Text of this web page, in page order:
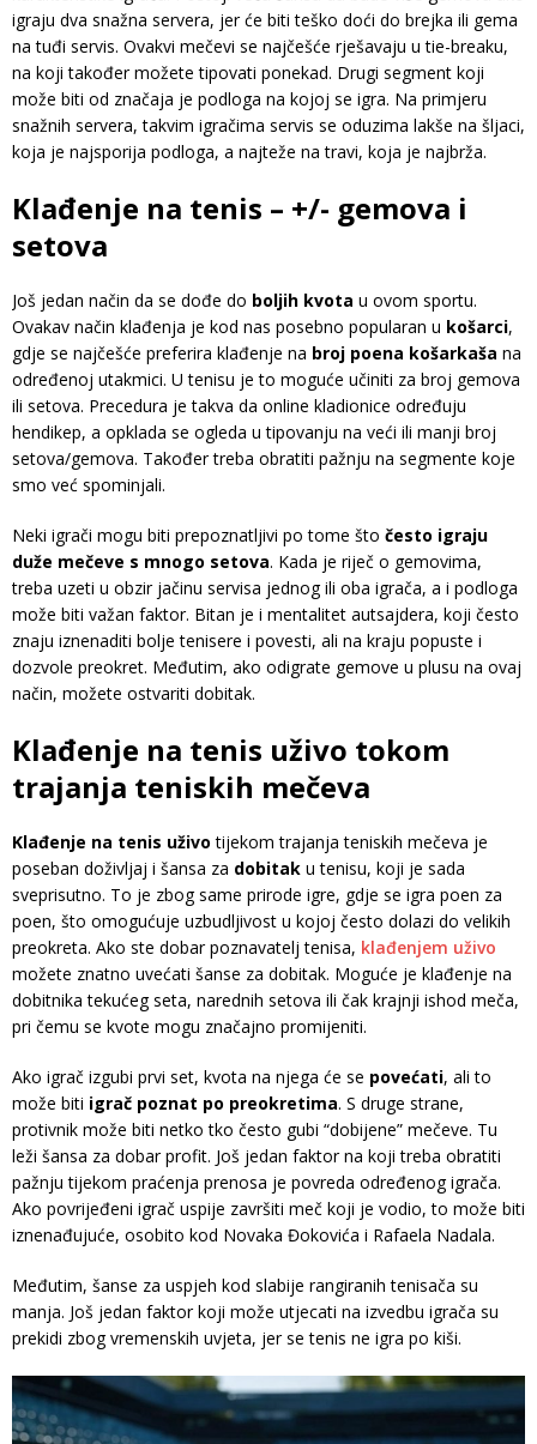
igraju dva snažna servera, jer će biti teško doći do brejka ili gema
na tuđi servis. Ovakvi mečevi se najčešće rješavaju u tie-breaku,
na koji također možete tipovati ponekad. Drugi segment koji
može biti od značaja je podloga na kojoj se igra. Na primjeru
snažnih servera, takvim igračima servis se oduzima lakše na šljaci,
koja je najsporija podloga, a najteže na travi, koja je najbrža.
Klađenje na tenis – +/- gemova i
setova
Još jedan način da se dođe do boljih kvota u ovom sportu.
Ovakav način klađenja je kod nas posebno popularan u košarci,
gdje se najčešće preferira klađenje na broj poena košarkaša na
određenoj utakmici. U tenisu je to moguće učiniti za broj gemova
ili setova. Precedura je takva da online kladionice određuju
hendikep, a opklada se ogleda u tipovanju na veći ili manji broj
setova/gemova. Također treba obratiti pažnju na segmente koje
smo već spominjali.
Neki igrači mogu biti prepoznatljivi po tome što često igraju
duže mečeve s mnogo setova. Kada je riječ o gemovima,
treba uzeti u obzir jačinu servisa jednog ili oba igrača, a i podloga
može biti važan faktor. Bitan je i mentalitet autsajdera, koji često
znaju iznenaditi bolje tenisere i povesti, ali na kraju popuste i
dozvole preokret. Međutim, ako odigrate gemove u plusu na ovaj
način, možete ostvariti dobitak.
Klađenje na tenis uživo tokom
trajanja teniskih mečeva
Klađenje na tenis uživo tijekom trajanja teniskih mečeva je
poseban doživljaj i šansa za dobitak u tenisu, koji je sada
sveprisutno. To je zbog same prirode igre, gdje se igra poen za
poen, što omogućuje uzbudljivost u kojoj često dolazi do velikih
preokreta. Ako ste dobar poznavatelj tenisa, klađenjem uživo
možete znatno uvećati šanse za dobitak. Moguće je klađenje na
dobitnika tekućeg seta, narednih setova ili čak krajnji ishod meča,
pri čemu se kvote mogu značajno promijeniti.
Ako igrač izgubi prvi set, kvota na njega će se povećati, ali to
može biti igrač poznat po preokretima. S druge strane,
protivnik može biti netko tko često gubi “dobijene” mečeve. Tu
leži šansa za dobar profit. Još jedan faktor na koji treba obratiti
pažnju tijekom praćenja prenosa je povreda određenog igrača.
Ako povrijeđeni igrač uspije završiti meč koji je vodio, to može biti
iznenađujuće, osobito kod Novaka Đokovića i Rafaela Nadala.
Međutim, šanse za uspjeh kod slabije rangiranih tenisača su
manja. Još jedan faktor koji može utjecati na izvedbu igrača su
prekidi zbog vremenskih uvjeta, jer se tenis ne igra po kiši.